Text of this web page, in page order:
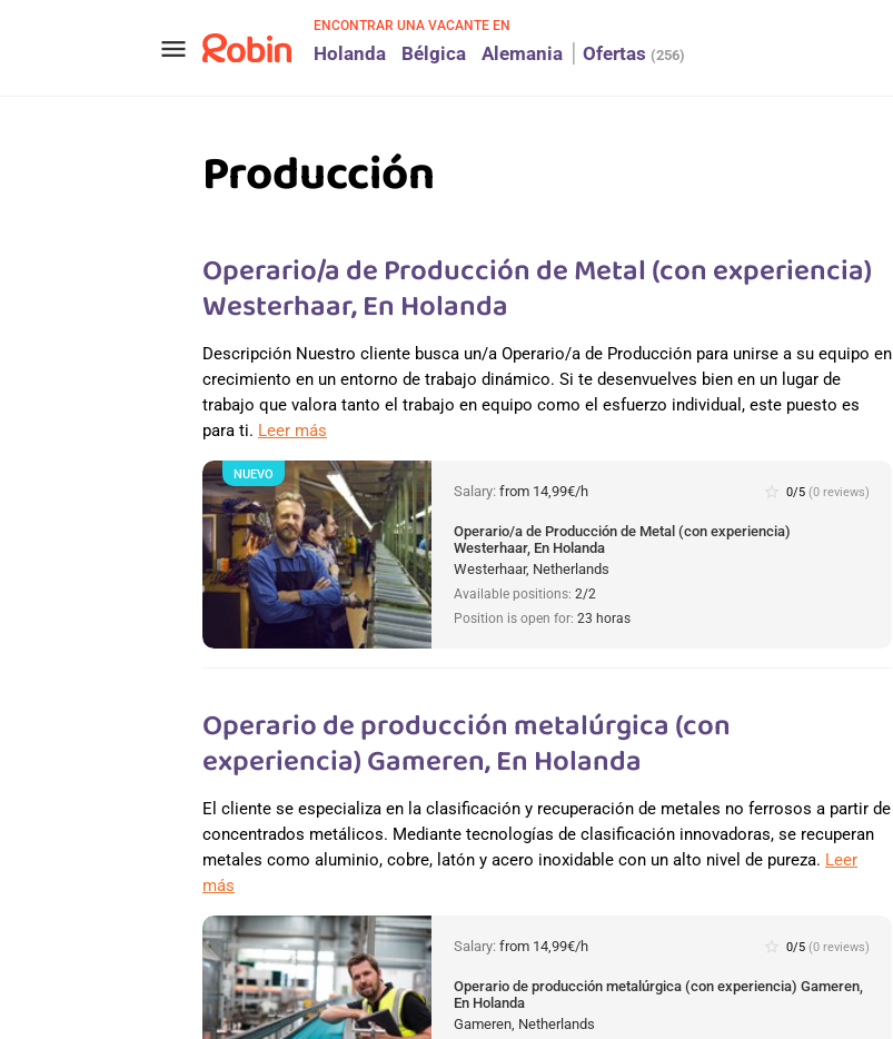
menu
ENCONTRAR UNA VACANTE EN
Holanda Bélgica Alemania Ofertas (256)
Producción
Operario/a de Producción de Metal (con experiencia)
Westerhaar, En Holanda
Descripción Nuestro cliente busca un/a Operario/a de Producción para unirse a su equipo en
crecimiento en un entorno de trabajo dinámico. Si te desenvuelves bien en un lugar de
trabajo que valora tanto el trabajo en equipo como el esfuerzo individual, este puesto es
para ti. Leer más
Salary: from 14,99€/h star_border 0/5 (0 reviews)
Operario/a de Producción de Metal (con experiencia)
Westerhaar, En Holanda
Westerhaar, Netherlands
Available positions: 2/2
Position is open for: 23 horas
NUEVO
Operario de producción metalúrgica (con
experiencia) Gameren, En Holanda
El cliente se especializa en la clasificación y recuperación de metales no ferrosos a partir de
concentrados metálicos. Mediante tecnologías de clasificación innovadoras, se recuperan
metales como aluminio, cobre, latón y acero inoxidable con un alto nivel de pureza. Leer
más
Salary: from 14,99€/h star_border 0/5 (0 reviews)
Operario de producción metalúrgica (con experiencia) Gameren,
En Holanda
Gameren, Netherlands